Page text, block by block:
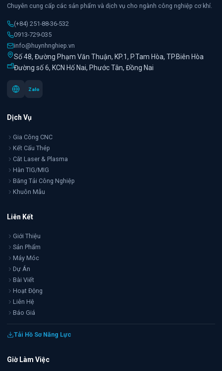
Chuyên cung cấp các sản phẩm và dịch vụ cho ngành công nghiệp cơ khí.
(+84) 251-88-36-532
0913-729-035
info@huynhnghiep.vn
Số 48, Đường Phạm Văn Thuận, KP.1, P.Tam Hòa, TP.Biên Hòa
Đường số 6, KCN Hố Nai, Phước Tân, Đồng Nai
Zalo
Dịch Vụ
Gia Công CNC
Kết Cấu Thép
Cắt Laser & Plasma
Hàn TIG/MIG
Băng Tải Công Nghiệp
Khuôn Mẫu
Liên Kết
Giới Thiệu
Sản Phẩm
Máy Móc
Dự Án
Bài Viết
Hoạt Động
Liên Hệ
Báo Giá
Tải Hồ Sơ Năng Lực
Giờ Làm Việc